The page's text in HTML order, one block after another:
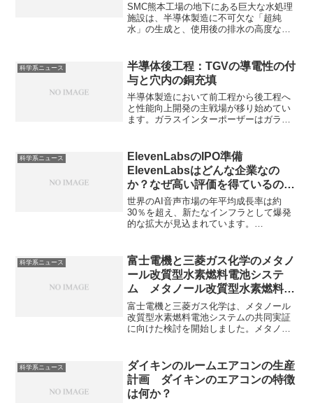
SMC熊本工場の地下にある巨大な水処理
施設は、半導体製造に不可欠な「超純
水」の生成と、使用後の排水の高度な処
保全を行っているのかを知ることができ
ます。
科学系ニュース
半導体後工程：TGVの導電性の付
与と穴内の銅充填
半導体製造において前工程から後工程へ
と性能向上開発の主戦場が移り始めてい
ます。ガラスインターポーザーはガラス
近い、大面積で安価に製造できるなどの
特徴を持っています。ガラスインターポ
ーザーにはTGVと呼ばれる貫通穴があ
り、ガラス表面に銅の回路を形成するだ
けでなくこの貫通穴を銅で充填する必要
があります。TGVの導電性付与の方法や
銅めっきでの充填について知ることがで
きます。
科学系ニュース
ElevenLabsのIPO準備
ElevenLabsはどんな企業なの
か？なぜ高い評価を得ているの
か？
世界のAI音声市場の年平均成長率は約
30％を超え、新たなインフラとして爆発
的な拡大が見込まれています。
をしています。なぜリアルなAI音声が可
能になったのか、ElevenLabsの特徴は何
か知ることができます。
科学系ニュース
富士電機と三菱ガス化学のメタノ
ール改質型水素燃料電池システ
ム メタノール改質型水素燃料電
池システムとは何か？改質器の役
割は何か？
富士電機と三菱ガス化学は、メタノール
改質型水素燃料電池システムの共同実証
に向けた検討を開始しました。メタノー
素燃料電池は水素インフラが未整備な場
所でも燃料電池システムを導入しやすく
なるシステムです。どのような仕組みな
のかを知ることができます。
科学系ニュース
ダイキンのルームエアコンの生産
計画 ダイキンのエアコンの特徴
は何か？